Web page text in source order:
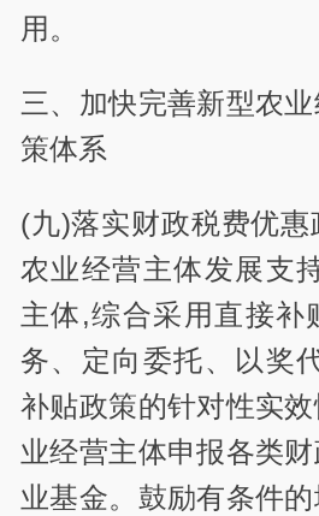
用。
三、加快完善新型农
策体系
(九)落实财政税费优
农业经营主体发展支
主体,综合采用直接补
务、定向委托、以奖
补贴政策的针对性实
业经营主体申报各类
业基金。鼓励有条件